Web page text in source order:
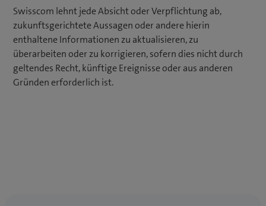
Swisscom lehnt jede Absicht oder Verpflichtung ab,
zukunftsgerichtete Aussagen oder andere hierin
enthaltene Informationen zu aktualisieren, zu
überarbeiten oder zu korrigieren, sofern dies nicht durch
geltendes Recht, künftige Ereignisse oder aus anderen
Gründen erforderlich ist.